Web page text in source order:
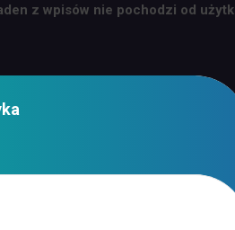
z wpisów nie pochodzi od